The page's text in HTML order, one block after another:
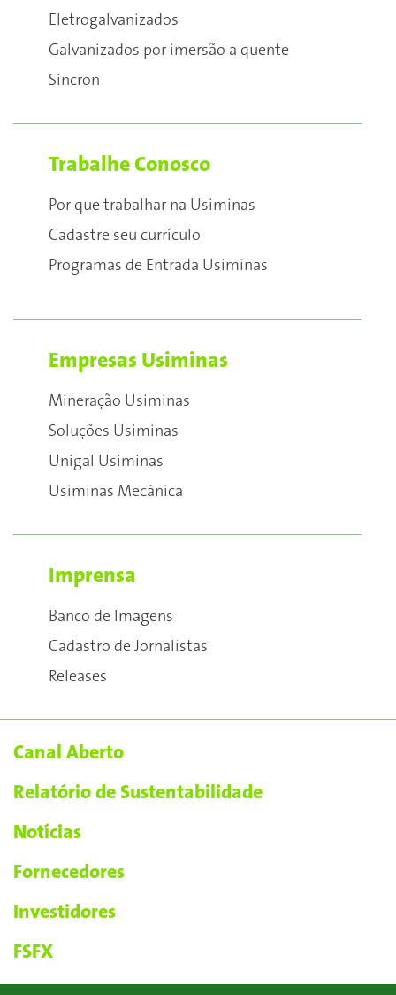
Eletrogalvanizados
Galvanizados por imersão a quente
Sincron
Trabalhe Conosco
Por que trabalhar na Usiminas
Cadastre seu currículo
Programas de Entrada Usiminas
Empresas Usiminas
Mineração Usiminas
Soluções Usiminas
Unigal Usiminas
Usiminas Mecânica
Imprensa
Banco de Imagens
Cadastro de Jornalistas
Releases
Canal Aberto
Relatório de Sustentabilidade
Notícias
Fornecedores
Investidores
FSFX